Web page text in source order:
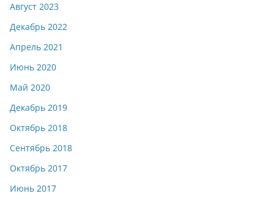
Август 2023
Декабрь 2022
Апрель 2021
Июнь 2020
Май 2020
Декабрь 2019
Октябрь 2018
Сентябрь 2018
Октябрь 2017
Июнь 2017